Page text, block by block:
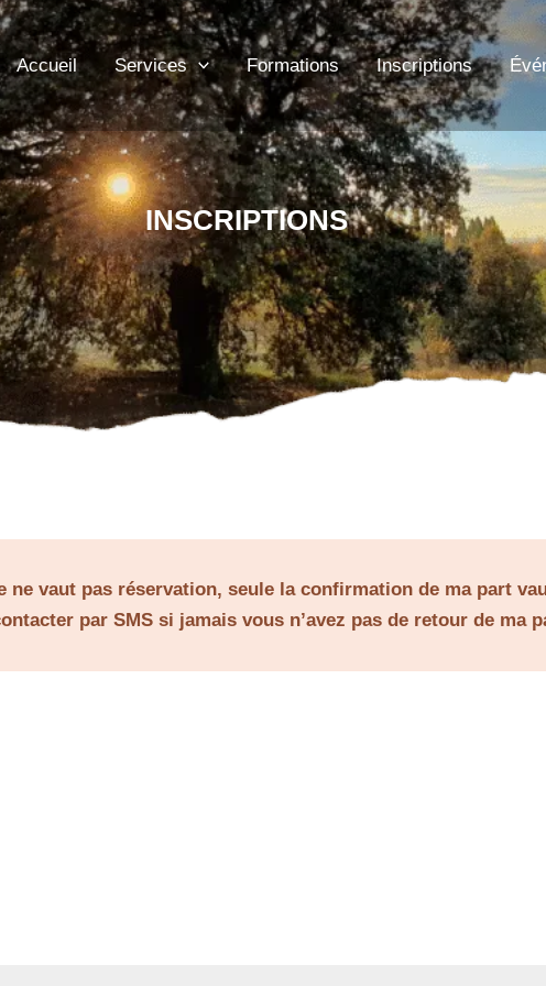
Accueil Services Formations Inscriptions
INSCRIPTIONS
ne vaut pas réservation, seule la confirmation de ma part
par SMS si jamais vous n’avez pas de retour de ma